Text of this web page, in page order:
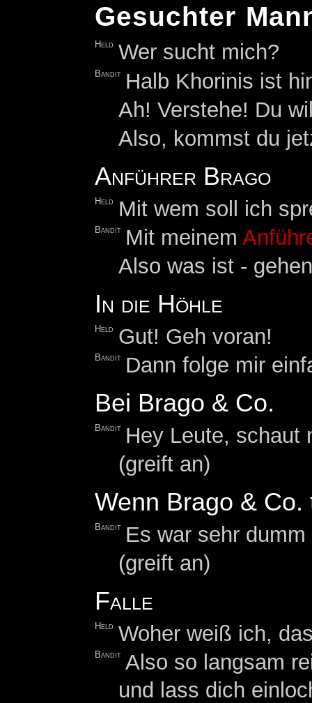
Gesuchter
Held Wer sucht mich?
Bandit Halb Khorinis ist
Ah! Verstehe! Du
Also, kommst du
Anführer Brago
Held Mit wem soll ich
Bandit Mit meinem
Also was ist -
In die Höhle
Held Gut! Geh voran!
Bandit Dann folge mir
Bei Brago & Co.
Bandit Hey Leute, schaut
(greift an)
Wenn Brago & Co.
Bandit Es war sehr
(greift an)
Falle
Held Woher weiß ich,
Bandit Also so langsam
und lass dich